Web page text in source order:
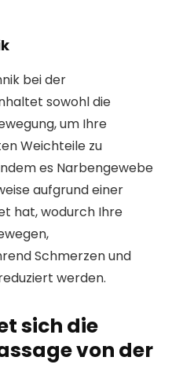
bei der
sowohl die
um Ihre
Weichteile zu
es Narbengewebe
aufgrund einer
hat, wodurch Ihre
Schmerzen und
werden.
sich die
von der